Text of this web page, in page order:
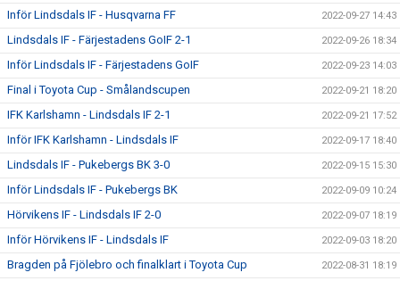
Inför Lindsdals IF - Husqvarna FF 2022-09-27 14:43
Lindsdals IF - Färjestadens GoIF 2-1 2022-09-26 18:34
Inför Lindsdals IF - Färjestadens GoIF 2022-09-23 14:03
Final i Toyota Cup - Smålandscupen 2022-09-21 18:20
IFK Karlshamn - Lindsdals IF 2-1 2022-09-21 17:52
Inför IFK Karlshamn - Lindsdals IF 2022-09-17 18:40
Lindsdals IF - Pukebergs BK 3-0 2022-09-15 15:30
Inför Lindsdals IF - Pukebergs BK 2022-09-09 10:24
Hörvikens IF - Lindsdals IF 2-0 2022-09-07 18:19
Inför Hörvikens IF - Lindsdals IF 2022-09-03 18:20
Bragden på Fjölebro och finalklart i Toyota Cup 2022-08-31 18:19